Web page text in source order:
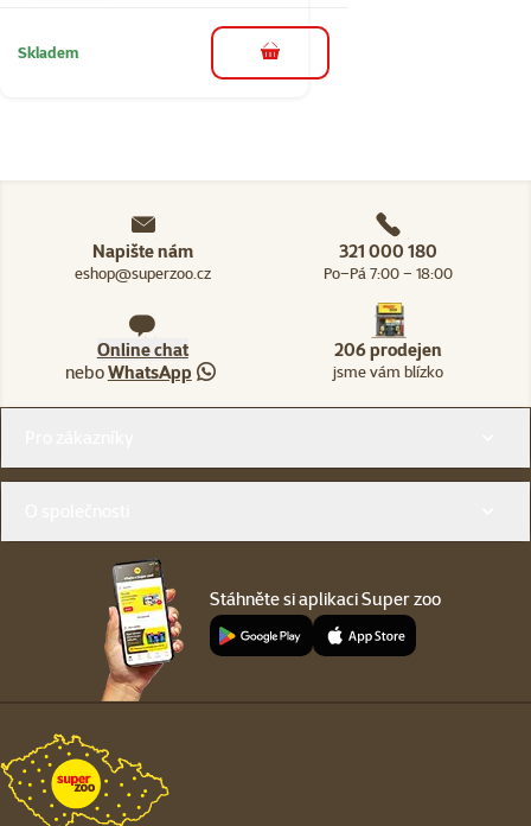
Skladem do košíku
Napište nám
eshop@superzoo.cz
321 000 180
Po–Pá 7:00 – 18:00
Online chat
neboWhatsApp
206 prodejen
jsme vám blízko
Stáhněte si aplikaci Super zoo